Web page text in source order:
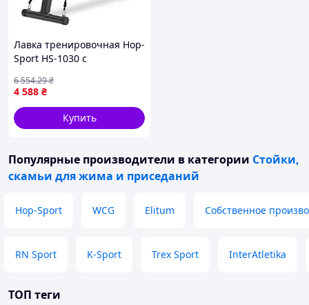
Лавка тренировочная Hop-
Sport HS-1030 с
4 588 ₴
6 554.29₴
Купить
Популярные производители в категории Стойки,
скамьи для жима и приседаний
Hop-Sport WCG Elitum Собственное
RN Sport K-Sport Trex Sport InterAtletika
ТОП теги